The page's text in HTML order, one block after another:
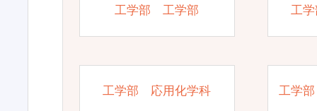
工学部 工学部 工
工学部 応用化学科 工学